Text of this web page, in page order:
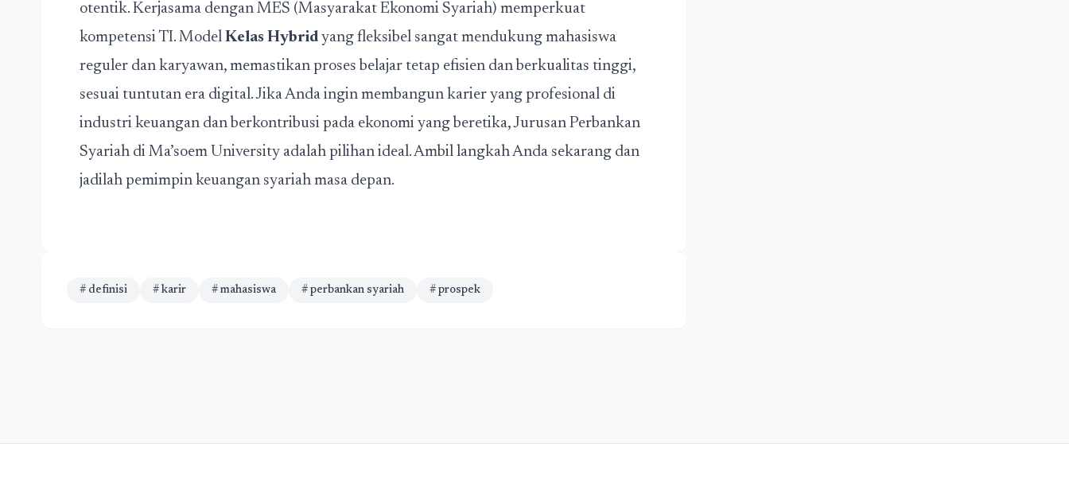
otentik. Kerjasama dengan MES (Masyarakat Ekonomi Syariah) memperkuat
kompetensi TI. Model Kelas Hybrid yang fleksibel sangat mendukung mahasiswa
reguler dan karyawan, memastikan proses belajar tetap efisien dan berkualitas tinggi,
sesuai tuntutan era digital. Jika Anda ingin membangun karier yang profesional di
industri keuangan dan berkontribusi pada ekonomi yang beretika, Jurusan Perbankan
Syariah di Ma’soem University adalah pilihan ideal. Ambil langkah Anda sekarang dan
jadilah pemimpin keuangan syariah masa depan.
# definisi # karir # mahasiswa # perbankan syariah # prospek